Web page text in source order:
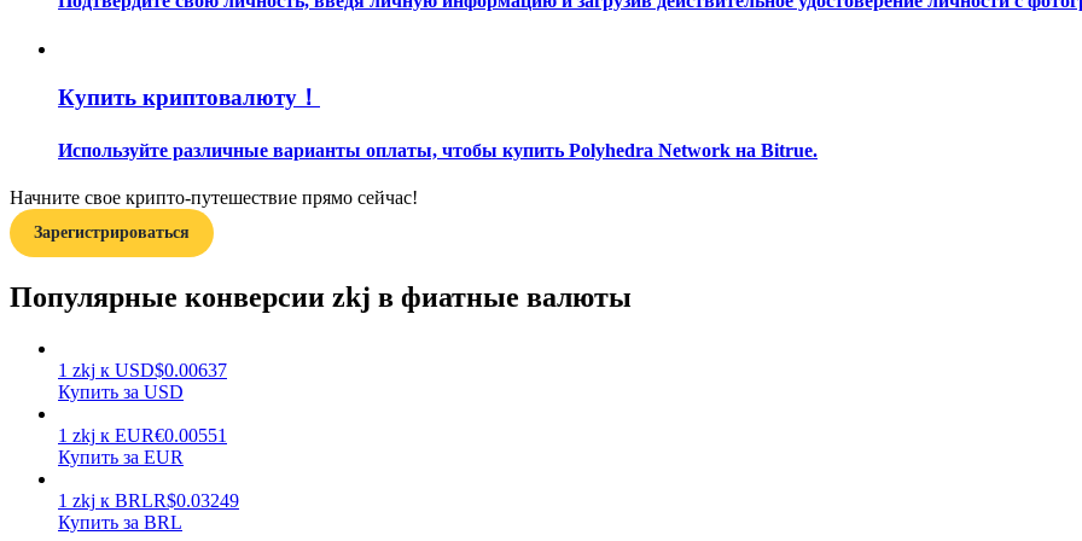
Руководство для начинающих по фьючерсам
Узнайте, как оставаться прибыльным
Купить криптовалюту！
Используйте различные варианты оплаты, чтобы купить Polyhedra Network на Bitrue.
Начните свое крипто-путешествие прямо сейчас!
Зарегистрироваться
Популярные конверсии zkj в фиатные валюты
1 zkj к USD$0.00637
Купить за USD
1 zkj к EUR€0.00551
Купить за EUR
1 zkj к BRLR$0.03249
Купить за BRL